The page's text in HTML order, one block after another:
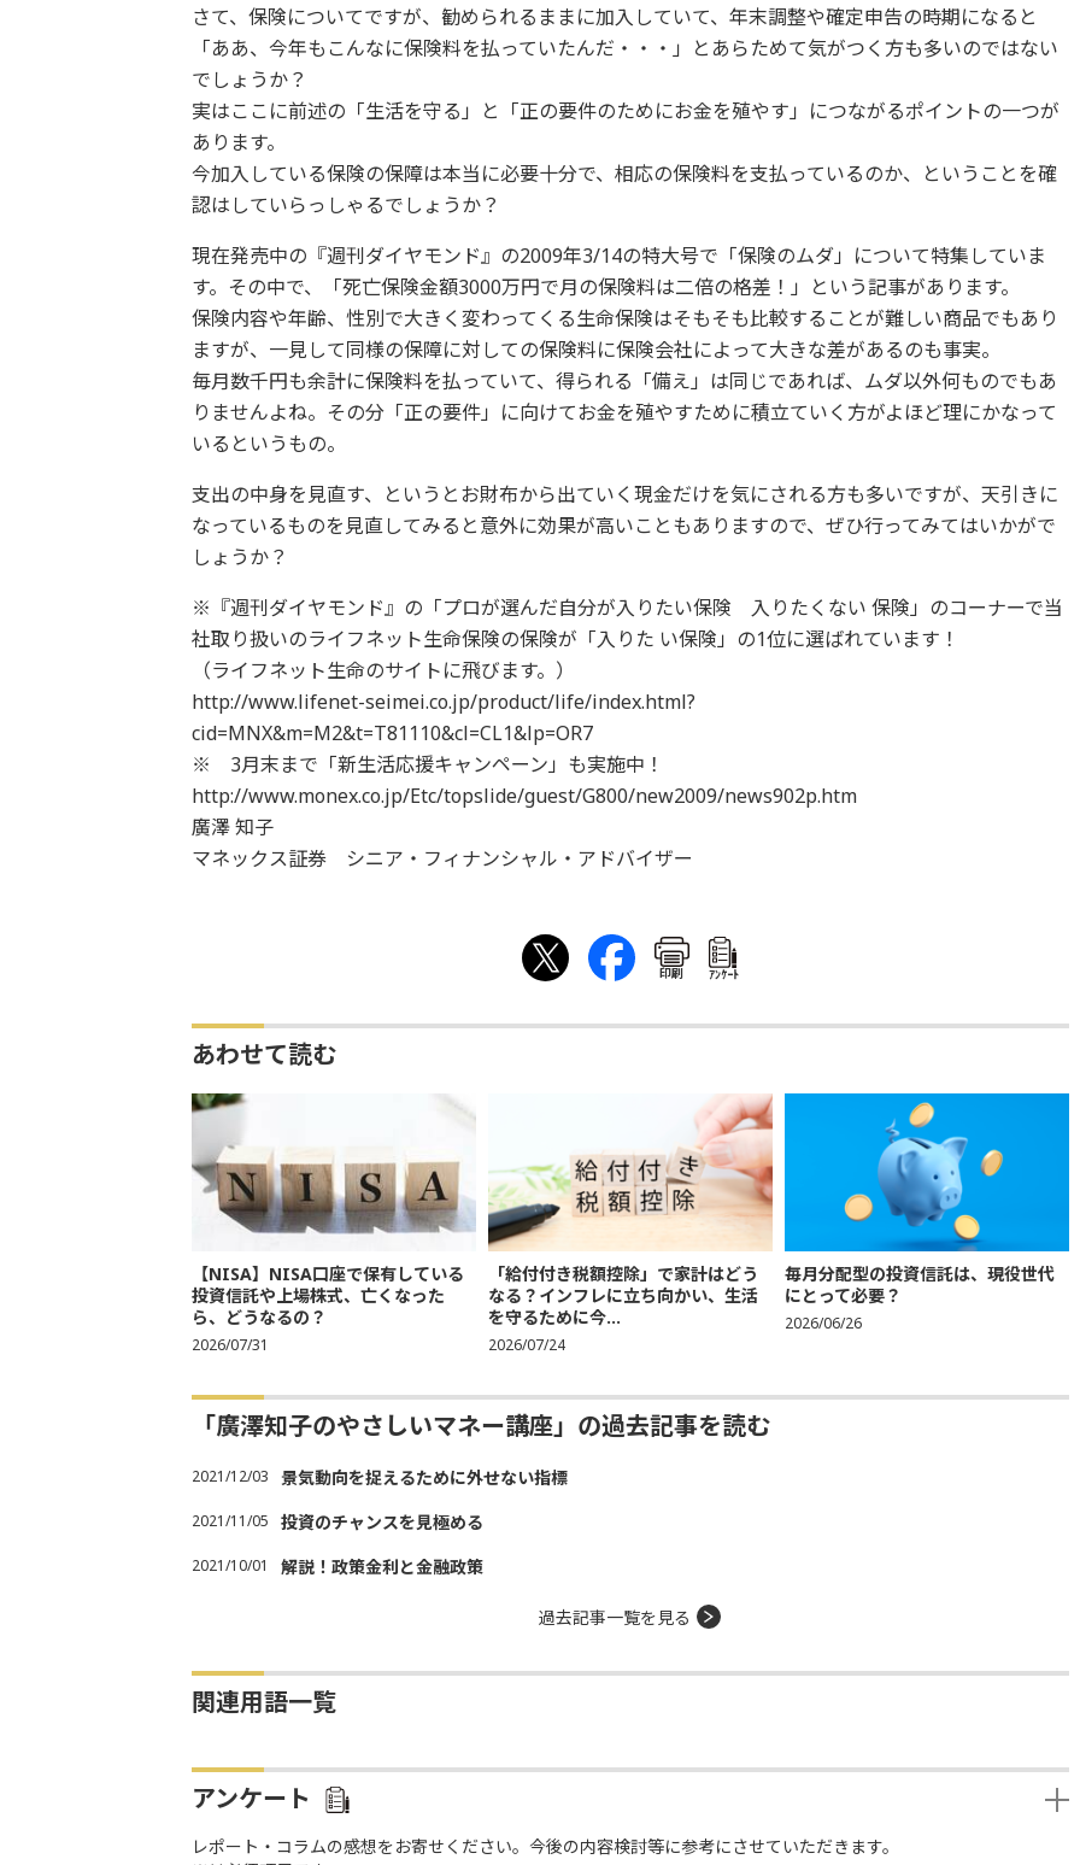
さて、保険についてですが、勧められるままに加入していて、年末調整や確定申告の時期になると
「ああ、今年もこんなに保険料を払っていたんだ・・・」とあらためて気がつく方も多いのではない
でしょうか？
実はここに前述の「生活を守る」と「正の要件のためにお金を殖やす」につながるポイントの一つが
あります。
今加入している保険の保障は本当に必要十分で、相応の保険料を支払っているのか、ということを確
認はしていらっしゃるでしょうか？
現在発売中の『週刊ダイヤモンド』の2009年3/14の特大号で「保険のムダ」について特集していま
す。その中で、「死亡保険金額3000万円で月の保険料は二倍の格差！」という記事があります。
保険内容や年齢、性別で大きく変わってくる生命保険はそもそも比較することが難しい商品でもあり
ますが、一見して同様の保障に対しての保険料に保険会社によって大きな差があるのも事実。
毎月数千円も余計に保険料を払っていて、得られる「備え」は同じであれば、ムダ以外何ものでもあ
りませんよね。その分「正の要件」に向けてお金を殖やすために積立ていく方がよほど理にかなって
いるというもの。
支出の中身を見直す、というとお財布から出ていく現金だけを気にされる方も多いですが、天引きに
なっているものを見直してみると意外に効果が高いこともありますので、ぜひ行ってみてはいかがで
しょうか？
※『週刊ダイヤモンド』の「プロが選んだ自分が入りたい保険 入りたくない 保険」のコーナーで当
社取り扱いのライフネット生命保険の保険が「入りた い保険」の1位に選ばれています！
（ライフネット生命のサイトに飛びます。）
http://www.lifenet-seimei.co.jp/product/life/index.html?
cid=MNX&m=M2&t=T81110&cl=CL1&lp=OR7
※ 3月末まで「新生活応援キャンペーン」も実施中！
http://www.monex.co.jp/Etc/topslide/guest/G800/new2009/news902p.htm
廣澤 知子
マネックス証券 シニア・フィナンシャル・アドバイザー
印刷 ｱﾝｹｰﾄ
あわせて読む
【NISA】NISA口座で保有している
投資信託や上場株式、亡くなった
ら、どうなるの？
2026/07/31
「給付付き税額控除」で家計はどう
なる？インフレに立ち向かい、生活
を守るために今...
2026/07/24
毎月分配型の投資信託は、現役世代
にとって必要？
2026/06/26
「廣澤知子のやさしいマネー講座」の過去記事を読む
2021/12/03 景気動向を捉えるために外せない指標
2021/11/05 投資のチャンスを見極める
2021/10/01 解説！政策金利と金融政策
過去記事一覧を見る
関連用語一覧
アンケート
レポート・コラムの感想をお寄せください。今後の内容検討等に参考にさせていただきます。